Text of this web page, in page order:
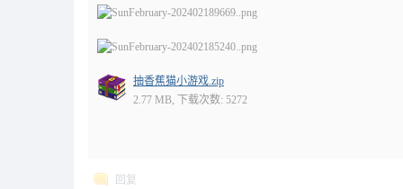
抽香蕉猫小游戏.zip
2.77 MB, 下载次数: 5272
回复